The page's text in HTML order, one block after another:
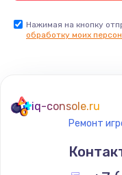
Замена
Нажимая на кнопку
обработку моих
iq-console.ru
Ремонт